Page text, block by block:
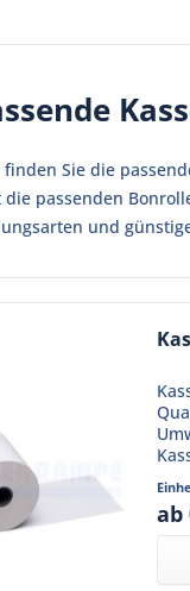
finden Sie die
die passenden
und
ab